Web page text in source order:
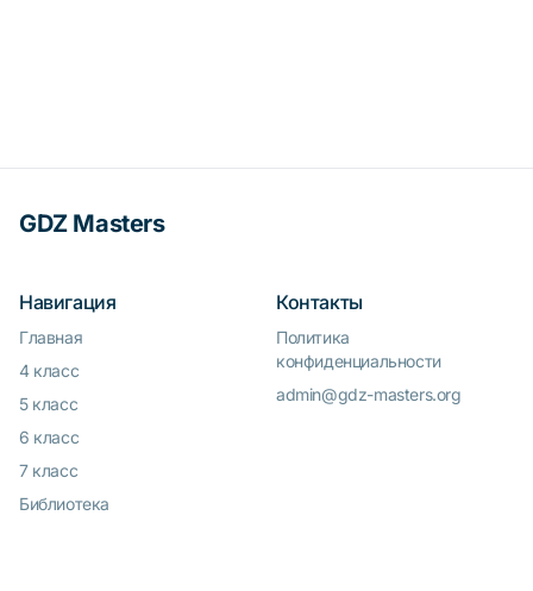
GDZ Masters
Навигация
Главная
4 класс
5 класс
6 класс
7 класс
Библиотека
Контакты
Политика
конфиденциальности
admin@gdz-masters.org